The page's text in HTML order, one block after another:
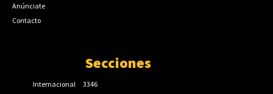
Anúnciate
Contacto
Secciones
Internacional
3346